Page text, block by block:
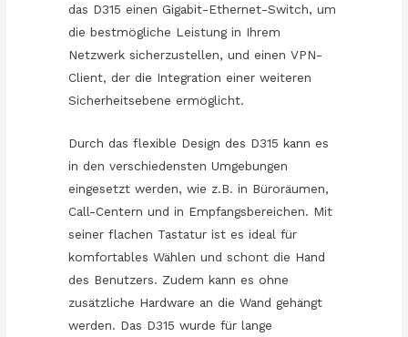
das D315 einen Gigabit-Ethernet-Switch, um
die bestmögliche Leistung in Ihrem
Netzwerk sicherzustellen, und einen VPN-
Client, der die Integration einer weiteren
Sicherheitsebene ermöglicht.
Durch das flexible Design des D315 kann es
in den verschiedensten Umgebungen
eingesetzt werden, wie z.B. in Büroräumen,
Call-Centern und in Empfangsbereichen. Mit
seiner flachen Tastatur ist es ideal für
komfortables Wählen und schont die Hand
des Benutzers. Zudem kann es ohne
zusätzliche Hardware an die Wand gehängt
werden. Das D315 wurde für lange